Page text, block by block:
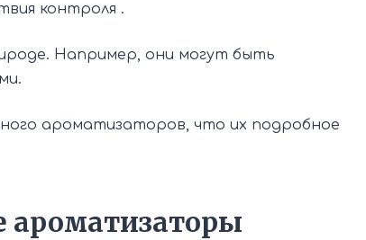
контроля .
Например, они могут быть
ароматизаторов, что их подробное
ароматизаторы